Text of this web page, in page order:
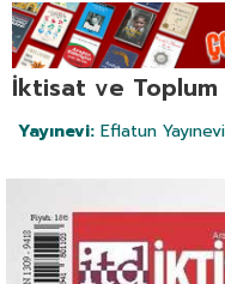
İktisat ve Toplum
Yayınevi: Eflatun